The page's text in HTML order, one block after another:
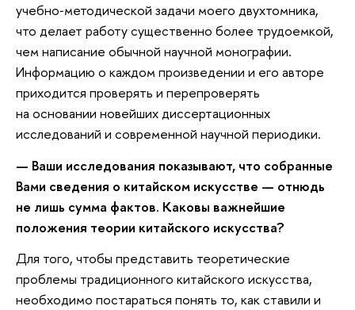
учебно‑методической задачи моего двухтомника,
что делает работу существенно более трудоемкой,
чем написание обычной научной монографии.
Информацию о каждом произведении и его авторе
приходится проверять и перепроверять
на основании новейших диссертационных
исследований и современной научной периодики.
— Ваши исследования показывают, что собранные
Вами сведения о китайском искусстве — отнюдь
не лишь сумма фактов. Каковы важнейшие
положения теории китайского искусства?
Для того, чтобы представить теоретические
проблемы традиционного китайского искусства,
необходимо постараться понять то, как ставили и